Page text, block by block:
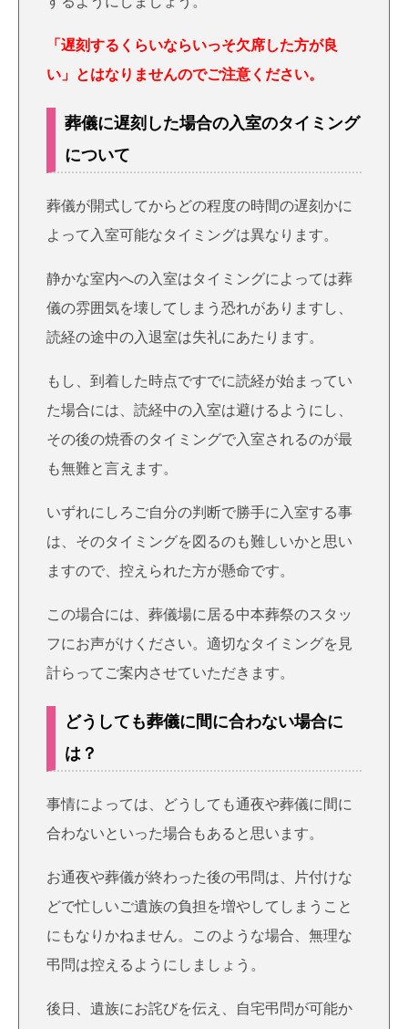
「遅刻するくらいならいっそ欠席した方が良
い」とはなりませんのでご注意ください。
葬儀に遅刻した場合の入室のタイミング
について
葬儀が開式してからどの程度の時間の遅刻かに
よって入室可能なタイミングは異なります。
静かな室内への入室はタイミングによっては葬
儀の雰囲気を壊してしまう恐れがありますし、
読経の途中の入退室は失礼にあたります。
もし、到着した時点ですでに読経が始まってい
た場合には、読経中の入室は避けるようにし、
その後の焼香のタイミングで入室されるのが最
も無難と言えます。
いずれにしろご自分の判断で勝手に入室する事
は、そのタイミングを図るのも難しいかと思い
ますので、控えられた方が懸命です。
この場合には、葬儀場に居る中本葬祭のスタッ
フにお声がけください。適切なタイミングを見
計らってご案内させていただきます。
どうしても葬儀に間に合わない場合に
は？
事情によっては、どうしても通夜や葬儀に間に
合わないといった場合もあると思います。
お通夜や葬儀が終わった後の弔問は、片付けな
どで忙しいご遺族の負担を増やしてしまうこと
にもなりかねません。このような場合、無理な
弔問は控えるようにしましょう。
後日、遺族にお詫びを伝え、自宅弔問が可能か